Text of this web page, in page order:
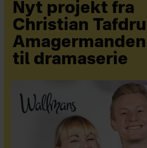
Nyt projekt fra
Christian
til dramaserie